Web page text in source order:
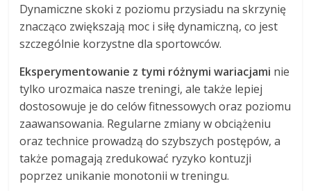
Dynamiczne skoki z poziomu przysiadu na skrzynię
znacząco zwiększają moc i siłę dynamiczną, co jest
szczególnie korzystne dla sportowców.
Eksperymentowanie z tymi różnymi wariacjami nie
tylko urozmaica nasze treningi, ale także lepiej
dostosowuje je do celów fitnessowych oraz poziomu
zaawansowania. Regularne zmiany w obciążeniu
oraz technice prowadzą do szybszych postępów, a
także pomagają zredukować ryzyko kontuzji
poprzez unikanie monotonii w treningu.